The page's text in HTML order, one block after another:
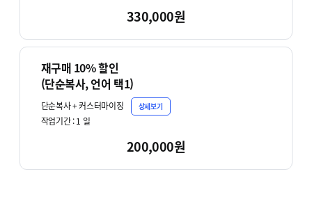
330,000원
재구매 10% 할인
(단순복사, 언어 택1)
단순복사 + 커스터마이징 상세보기
작업기간 :1 일
200,000원